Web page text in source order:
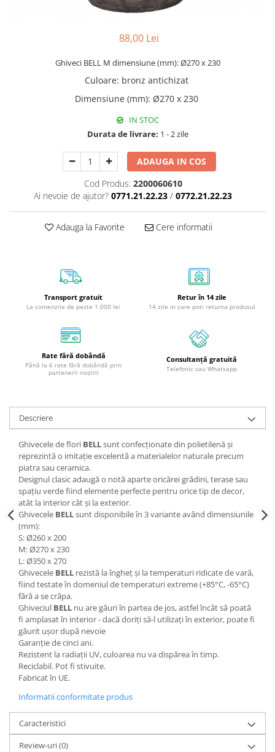
88,00 Lei
Ghiveci BELL M dimensiune (mm): Ø270 x 230
Culoare: bronz antichizat
Dimensiune (mm): Ø270 x 230
IN STOC
Durata de livrare: 1 - 2 zile
ADAUGA IN COS
Cod Produs: 2200060610
Ai nevoie de ajutor? 0771.21.22.23 / 0772.21.22.23
Adauga la Favorite Cere informatii
Transport gratuit
La comenzile de peste 1.000 lei
Retur în 14 zile
14 zile in care poti returna produsul
Rate fără dobândă
Până la 6 rate fără dobândă prin
partenerii noștrii
Consultanță gratuită
Telefonic sau Whatsapp
Descriere
Ghivecele de flori BELLsunt confecționate din polietilenă și
reprezintă o imitație excelentă a materialelor naturale precum
piatra sau ceramica.
Designul clasic adaugă o notă aparte oricărei grădini, terase sau
spațiu verde fiind elemente perfecte pentru orice tip de decor,
atât la interior cât și la exterior.
Ghivecele BELLsunt disponibile în 3 variante având dimensiunile
(mm):
S: Ø260 x 200
M: Ø270 x 230
L: Ø350 x 270
Ghivecele BELL rezistă la îngheț și la temperaturi ridicate de vară,
fiind testate în domeniul de temperaturi extreme (+85°C, -65°C)
fără a se crăpa.
Ghiveciul BELL nu are găuri în partea de jos, astfel încât să poată
fi amplasat în interior - dacă doriți să-l utilizați în exterior, poate fi
găurit ușor după nevoie
Garanție de cinci ani.
Rezistent la radiații UV, culoarea nu va dispărea în timp.
Reciclabil. Pot fi stivuite.
Fabricat în UE.
Informatii conformitate produs
Caracteristici
Review-uri(0)